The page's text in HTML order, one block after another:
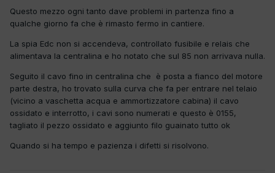
Questo mezzo ogni tanto dave problemi in partenza fino a
qualche giorno fa che è rimasto fermo in cantiere.
La spia Edc non si accendeva, controllato fusibile e relais che
alimentava la centralina e ho notato che sul 85 non arrivava nulla.
Seguito il cavo fino in centralina che è posta a fianco del motore
parte destra, ho trovato sulla curva che fa per entrare nel telaio
(vicino a vaschetta acqua e ammortizzatore cabina) il cavo
ossidato e interrotto, i cavi sono numerati e questo è 0155,
tagliato il pezzo ossidato e aggiunto filo guainato tutto ok
Quando si ha tempo e pazienza i difetti si risolvono.